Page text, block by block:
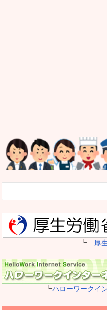
┗ 厚
┗ハローワークイ